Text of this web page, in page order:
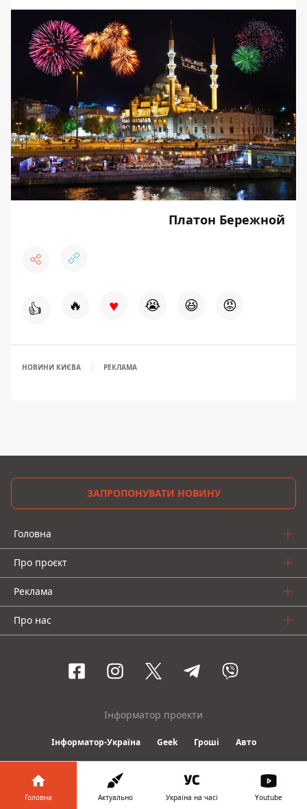
Платон Бережной
👍 🔥 ♥ 😭 😆 😡
НОВИНИ КИЄВА РЕКЛАМА
ЗАПРОПОНУВАТИ НОВИНУ
Головна
Про проєкт
Реклама
Про нас
Інформатор проекти
Інформатор-Україна Geek Гроші Авто
© 2016-2026 Informator
Головна Актуально Україна на часі Youtube